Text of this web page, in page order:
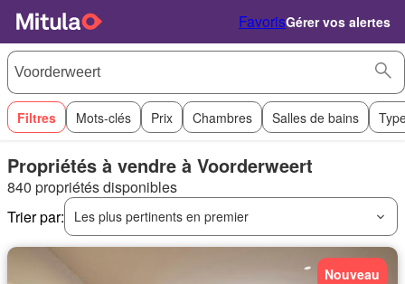
FavorisGérer vos alertes
Filtres Mots-clés Prix Chambres Salles de bains
Propriétés à vendre à Voorderweert
840 propriétés disponibles
Trier par:
Les plus pertinents en premier
Nouveau